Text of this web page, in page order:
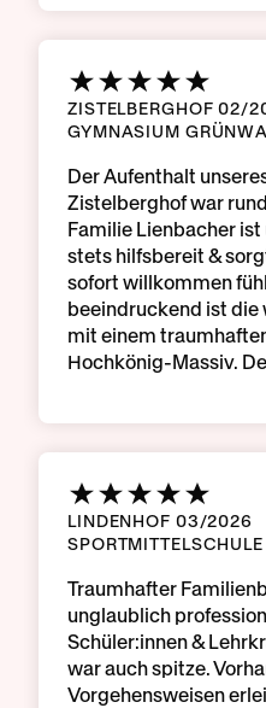
ZISTELBERGHOF 02/
GYMNASIUM
Der Aufenthalt
Zistelberghof war
Familie Lienbacher
stets hilfsbereit &
sofort willkommen
beeindruckend ist die
mit einem
Hochkönig-Massiv.
LINDENHOF 03/2026
SPORTMITTELSCHULE
Traumhafter
unglaublich
Schüler:innen &
war auch spitze.
Vorgehensweisen